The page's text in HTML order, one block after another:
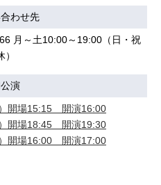
わせ先
月～土10:00～19:00（日・祝
）
演
開場15:15 開演16:00
開場18:45 開演19:30
開場16:00 開演17:00